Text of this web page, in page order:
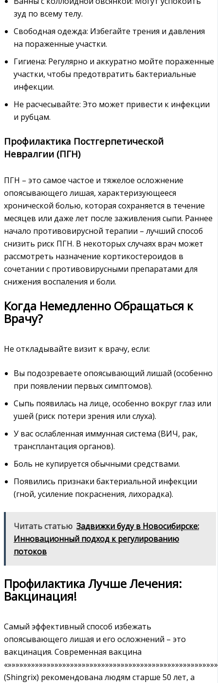
зуд по всему телу.
Свободная одежда: Избегайте трения и давления
на пораженные участки.
Гигиена: Регулярно и аккуратно мойте пораженные
участки, чтобы предотвратить бактериальные
инфекции.
Не расчесывайте: Это может привести к инфекции
и рубцам.
Профилактика Постгерпетической
Невралгии (ПГН)
ПГН – это самое частое и тяжелое осложнение
опоясывающего лишая, характеризующееся
хронической болью, которая сохраняется в течение
месяцев или даже лет после заживления сыпи. Раннее
начало противовирусной терапии – лучший способ
снизить риск ПГН. В некоторых случаях врач может
рассмотреть назначение кортикостероидов в
сочетании с противовирусными препаратами для
снижения воспаления и боли.
Когда Немедленно Обращаться к
Врачу?
Не откладывайте визит к врачу, если:
Вы подозреваете опоясывающий лишай (особенно
при появлении первых симптомов).
Сыпь появилась на лице, особенно вокруг глаз или
ушей (риск потери зрения или слуха).
У вас ослабленная иммунная система (ВИЧ, рак,
трансплантация органов).
Боль не купируется обычными средствами.
Появились признаки бактериальной инфекции
(гной, усиление покраснения, лихорадка).
Читать статью Задвижки буду в Новосибирске:
Инновационный подход к регулированию
потоков
Профилактика Лучше Лечения:
Вакцинация!
Самый эффективный способ избежать
опоясывающего лишая и его осложнений – это
вакцинация. Современная вакцина
(Shingrix) рекомендована людям старше 50 лет, а